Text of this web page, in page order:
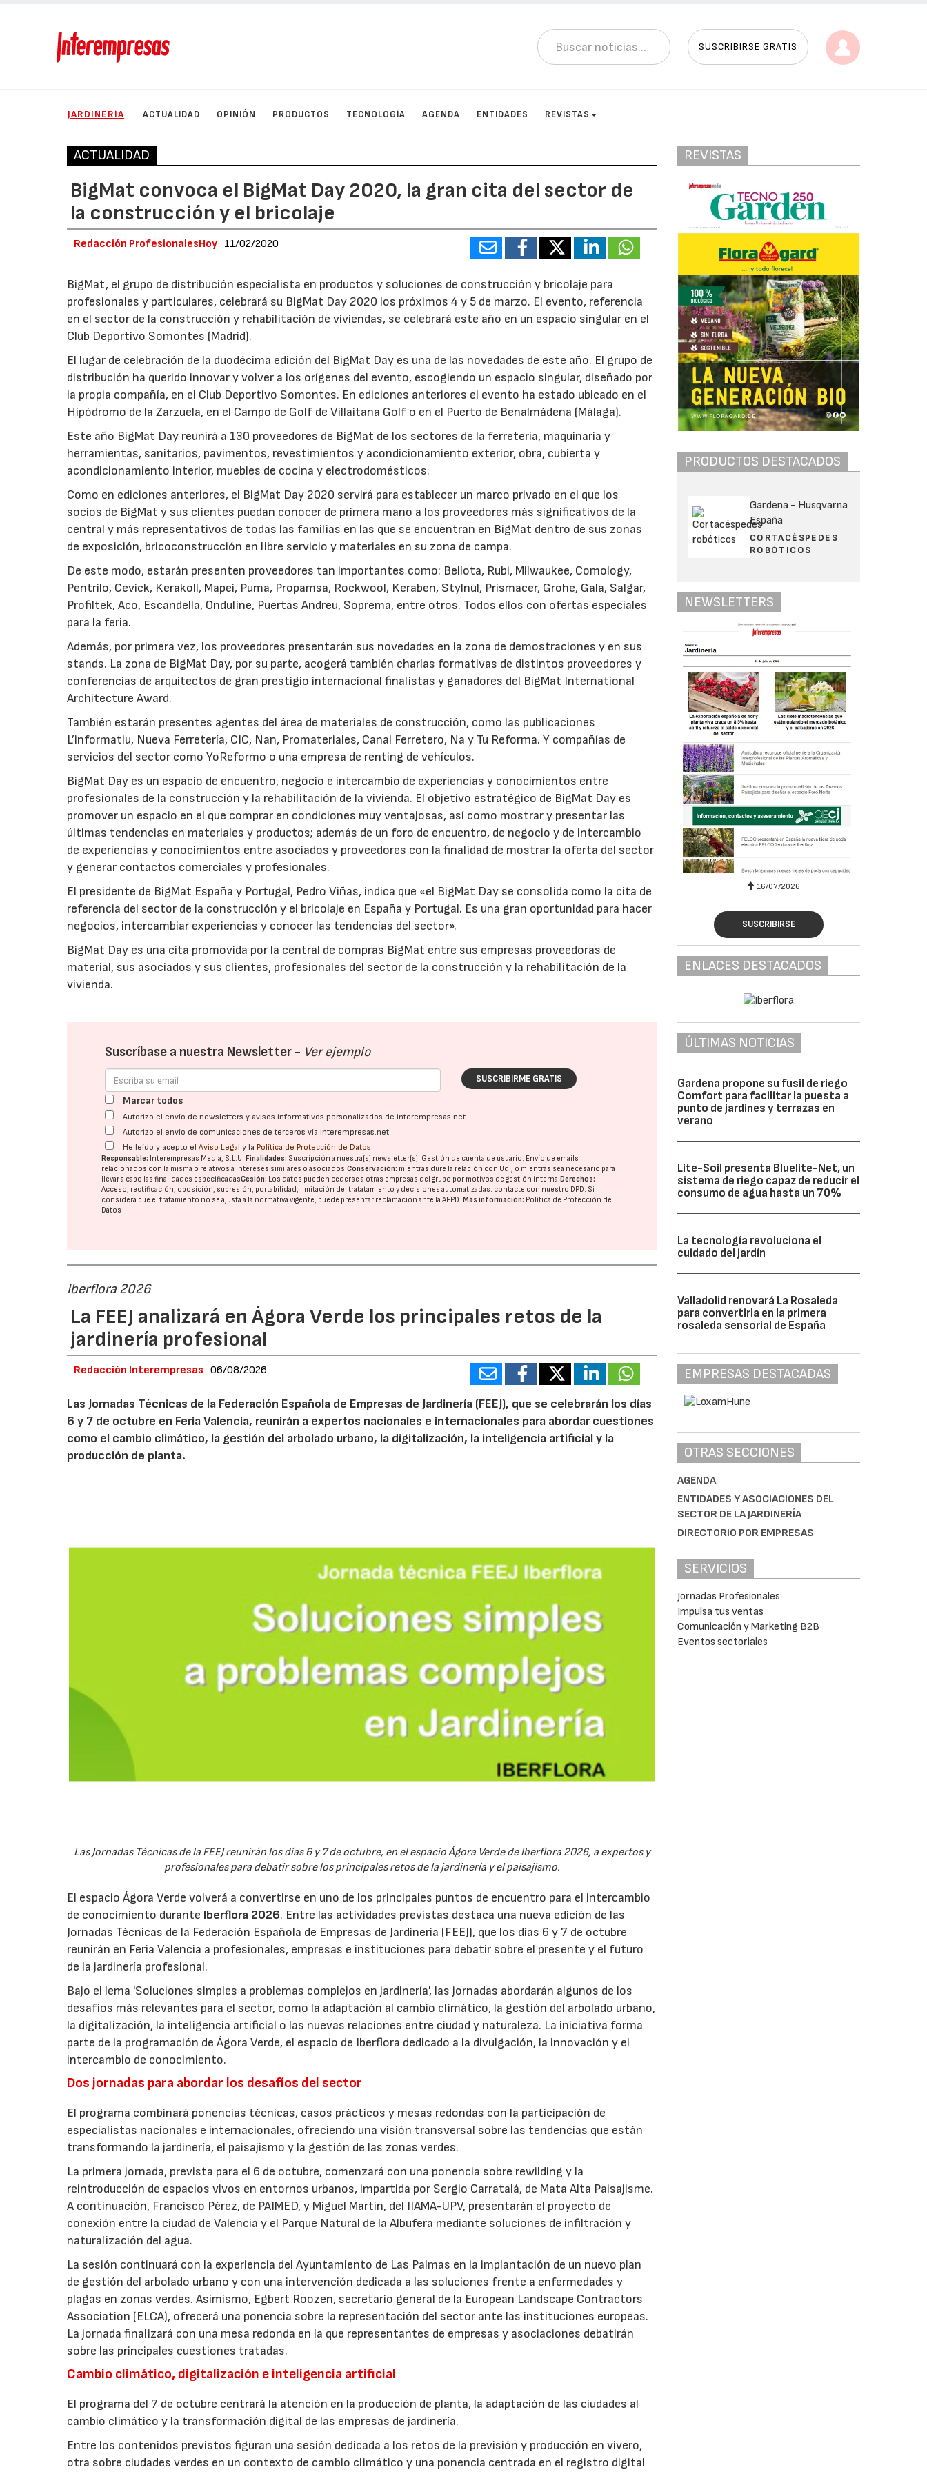
SUSCRIBIRSE GRATIS
JARDINERÍA ACTUALIDAD OPINIÓN PRODUCTOS TECNOLOGÍA AGENDA ENTIDADES REVISTAS
ACTUALIDAD
BigMat convoca el BigMat Day 2020, la gran cita del sector de
la construcción y el bricolaje
Redacción ProfesionalesHoy 11/02/2020
BigMat, el grupo de distribución especialista en productos y soluciones de construcción y bricolaje para
profesionales y particulares, celebrará su BigMat Day 2020 los próximos 4 y 5 de marzo. El evento, referencia
en el sector de la construcción y rehabilitación de viviendas, se celebrará este año en un espacio singular en el
Club Deportivo Somontes (Madrid).
El lugar de celebración de la duodécima edición del BigMat Day es una de las novedades de este año. El grupo de
distribución ha querido innovar y volver a los orígenes del evento, escogiendo un espacio singular, diseñado por
la propia compañía, en el Club Deportivo Somontes. En ediciones anteriores el evento ha estado ubicado en el
Hipódromo de la Zarzuela, en el Campo de Golf de Villaitana Golf o en el Puerto de Benalmádena (Málaga).
Este año BigMat Day reunirá a 130 proveedores de BigMat de los sectores de la ferretería, maquinaria y
herramientas, sanitarios, pavimentos, revestimientos y acondicionamiento exterior, obra, cubierta y
acondicionamiento interior, muebles de cocina y electrodomésticos.
Como en ediciones anteriores, el BigMat Day 2020 servirá para establecer un marco privado en el que los
socios de BigMat y sus clientes puedan conocer de primera mano a los proveedores más significativos de la
central y más representativos de todas las familias en las que se encuentran en BigMat dentro de sus zonas
de exposición, bricoconstrucción en libre servicio y materiales en su zona de campa.
De este modo, estarán presenten proveedores tan importantes como: Bellota, Rubi, Milwaukee, Comology,
Pentrilo, Cevick, Kerakoll, Mapei, Puma, Propamsa, Rockwool, Keraben, Stylnul, Prismacer, Grohe, Gala, Salgar,
Profiltek, Aco, Escandella, Onduline, Puertas Andreu, Soprema, entre otros. Todos ellos con ofertas especiales
para la feria.
Además, por primera vez, los proveedores presentarán sus novedades en la zona de demostraciones y en sus
stands. La zona de BigMat Day, por su parte, acogerá también charlas formativas de distintos proveedores y
conferencias de arquitectos de gran prestigio internacional finalistas y ganadores del BigMat International
Architecture Award.
También estarán presentes agentes del área de materiales de construcción, como las publicaciones
L’informatiu, Nueva Ferretería, CIC, Nan, Promateriales, Canal Ferretero, Na y Tu Reforma. Y compañías de
servicios del sector como YoReformo o una empresa de renting de vehículos.
BigMat Day es un espacio de encuentro, negocio e intercambio de experiencias y conocimientos entre
profesionales de la construcción y la rehabilitación de la vivienda. El objetivo estratégico de BigMat Day es
promover un espacio en el que comprar en condiciones muy ventajosas, así como mostrar y presentar las
últimas tendencias en materiales y productos; además de un foro de encuentro, de negocio y de intercambio
de experiencias y conocimientos entre asociados y proveedores con la finalidad de mostrar la oferta del sector
y generar contactos comerciales y profesionales.
El presidente de BigMat España y Portugal, Pedro Viñas, indica que «el BigMat Day se consolida como la cita de
referencia del sector de la construcción y el bricolaje en España y Portugal. Es una gran oportunidad para hacer
negocios, intercambiar experiencias y conocer las tendencias del sector».
BigMat Day es una cita promovida por la central de compras BigMat entre sus empresas proveedoras de
material, sus asociados y sus clientes, profesionales del sector de la construcción y la rehabilitación de la
vivienda.
Suscríbase a nuestra Newsletter - Ver ejemplo
SUSCRIBIRME GRATIS
Marcar todos
Autorizo el envío de newsletters y avisos informativos personalizados de interempresas.net
Autorizo el envío de comunicaciones de terceros vía interempresas.net
He leído y acepto elAviso Legal y la Política de Protección de Datos
Responsable: Interempresas Media, S.L.U. Finalidades: Suscripción a nuestra(s) newsletter(s). Gestión de cuenta de usuario. Envío de emails
relacionados con la misma o relativos a intereses similares o asociados.Conservación: mientras dure la relación con Ud., o mientras sea necesario para
llevar a cabo las finalidades especificadasCesión: Los datos pueden cederse a otras empresas del grupo por motivos de gestión interna. Derechos:
Acceso, rectificación, oposición, supresión, portabilidad, limitación del tratatamiento y decisiones automatizadas: contacte con nuestro DPD. Si
considera que el tratamiento no se ajusta a la normativa vigente, puede presentar reclamación ante laAEPD. Más información: Política de Protección de
Datos
Iberflora 2026
La FEEJ analizará en Ágora Verde los principales retos de la
jardinería profesional
Redacción Interempresas 06/08/2026
Las Jornadas Técnicas de la Federación Española de Empresas de Jardinería (FEEJ), que se celebrarán los días
6 y 7 de octubre en Feria Valencia, reunirán a expertos nacionales e internacionales para abordar cuestiones
como el cambio climático, la gestión del arbolado urbano, la digitalización, la inteligencia artificial y la
producción de planta.
Las Jornadas Técnicas de la FEEJ reunirán los días 6 y 7 de octubre, en el espacio Ágora Verde de Iberflora 2026, a expertos y
profesionales para debatir sobre los principales retos de la jardinería y el paisajismo.
El espacio Ágora Verde volverá a convertirse en uno de los principales puntos de encuentro para el intercambio
de conocimiento durante Iberflora 2026. Entre las actividades previstas destaca una nueva edición de las
Jornadas Técnicas de la Federación Española de Empresas de Jardinería (FEEJ), que los días 6 y 7 de octubre
reunirán en Feria Valencia a profesionales, empresas e instituciones para debatir sobre el presente y el futuro
de la jardinería profesional.
Bajo el lema 'Soluciones simples a problemas complejos en jardinería', las jornadas abordarán algunos de los
desafíos más relevantes para el sector, como la adaptación al cambio climático, la gestión del arbolado urbano,
la digitalización, la inteligencia artificial o las nuevas relaciones entre ciudad y naturaleza. La iniciativa forma
parte de la programación de Ágora Verde, el espacio de Iberflora dedicado a la divulgación, la innovación y el
intercambio de conocimiento.
Dos jornadas para abordar los desafíos del sector
El programa combinará ponencias técnicas, casos prácticos y mesas redondas con la participación de
especialistas nacionales e internacionales, ofreciendo una visión transversal sobre las tendencias que están
transformando la jardinería, el paisajismo y la gestión de las zonas verdes.
La primera jornada, prevista para el 6 de octubre, comenzará con una ponencia sobre rewilding y la
reintroducción de espacios vivos en entornos urbanos, impartida por Sergio Carratalá, de Mata Alta Paisajisme.
A continuación, Francisco Pérez, de PAIMED, y Miguel Martín, del IIAMA-UPV, presentarán el proyecto de
conexión entre la ciudad de Valencia y el Parque Natural de la Albufera mediante soluciones de infiltración y
naturalización del agua.
La sesión continuará con la experiencia del Ayuntamiento de Las Palmas en la implantación de un nuevo plan
de gestión del arbolado urbano y con una intervención dedicada a las soluciones frente a enfermedades y
plagas en zonas verdes. Asimismo, Egbert Roozen, secretario general de la European Landscape Contractors
Association (ELCA), ofrecerá una ponencia sobre la representación del sector ante las instituciones europeas.
La jornada finalizará con una mesa redonda en la que representantes de empresas y asociaciones debatirán
sobre las principales cuestiones tratadas.
Cambio climático, digitalización e inteligencia artificial
El programa del 7 de octubre centrará la atención en la producción de planta, la adaptación de las ciudades al
cambio climático y la transformación digital de las empresas de jardinería.
Entre los contenidos previstos figuran una sesión dedicada a los retos de la previsión y producción en vivero,
otra sobre ciudades verdes en un contexto de cambio climático y una ponencia centrada en el registro digital
REVISTAS
PRODUCTOS DESTACADOS
Gardena - Husqvarna
España
CORTACÉSPEDES
ROBÓTICOS
NEWSLETTERS
16/07/2026 30/07/2026 16/07/2026
SUSCRIBIRSE
ENLACES DESTACADOS
ÚLTIMAS NOTICIAS
Gardena propone su fusil de riego
Comfort para facilitar la puesta a
punto de jardines y terrazas en
verano
Lite-Soil presenta Bluelite-Net, un
sistema de riego capaz de reducir el
consumo de agua hasta un 70%
La tecnología revoluciona el
cuidado del jardín
Valladolid renovará La Rosaleda
para convertirla en la primera
rosaleda sensorial de España
EMPRESAS DESTACADAS
OTRAS SECCIONES
AGENDA
ENTIDADES Y ASOCIACIONES DEL
SECTOR DE LA JARDINERÍA
DIRECTORIO POR EMPRESAS
SERVICIOS
Jornadas Profesionales
Impulsa tus ventas
Comunicación y Marketing B2B
Eventos sectoriales